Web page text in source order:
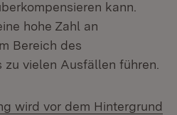
kann.
hohe Zahl an
Bereich des
vielen Ausfällen führen.
wird vor dem Hintergrund